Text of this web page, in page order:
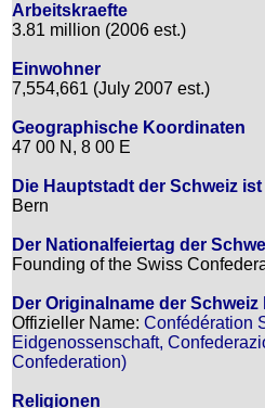
Arbeitskraefte
3.81 million (2006 est.)
Einwohner
7,554,661 (July 2007 est.)
Geographische Koordinaten
47 00 N, 8 00 E
Die Hauptstadt der Schweiz ist
Bern
Der Nationalfeiertag der
Founding of the Swiss
Der Originalname der Schweiz
Offizieller Name: Confédération
Eidgenossenschaft,
Confederation)
Religionen